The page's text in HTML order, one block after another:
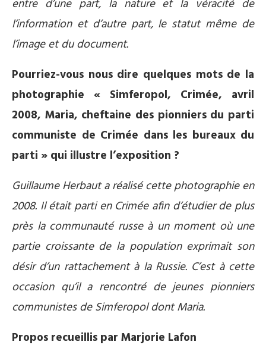
entre d’une part, la nature et la véracité de
l’information et d’autre part, le statut même de
l’image et du document.
Pourriez-vous nous dire quelques mots de la
photographie « Simferopol, Crimée, avril
2008, Maria, cheftaine des pionniers du parti
communiste de Crimée dans les bureaux du
parti » qui illustre l’exposition ?
Guillaume Herbaut a réalisé cette photographie en
2008. Il était parti en Crimée afin d’étudier de plus
près la communauté russe à un moment où une
partie croissante de la population exprimait son
désir d’un rattachement à la Russie. C’est à cette
occasion qu’il a rencontré de jeunes pionniers
communistes de Simferopol dont Maria.
Propos recueillis par Marjorie Lafon